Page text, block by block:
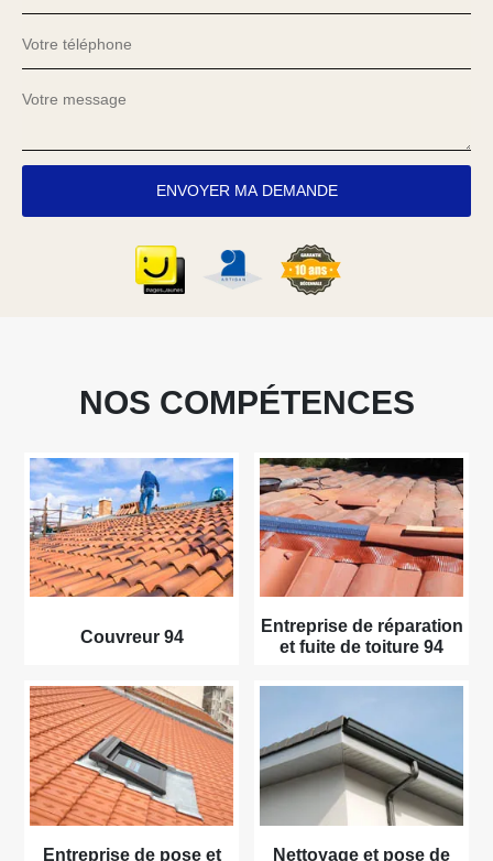
NOS COMPÉTENCES
Couvreur 94
Entreprise de réparation
et fuite de toiture 94
Entreprise de pose et
Nettoyage et pose de